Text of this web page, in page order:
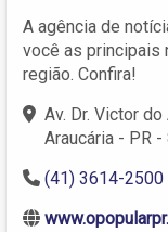
A agência de
você as principais
região. Confira!
Av. Dr. Victor
Araucária - PR
(41) 3614-2500